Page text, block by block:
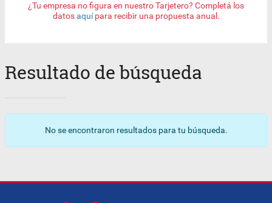
¿Tu empresa no figura en nuestro Tarjetero? Completá los
datosaquípara recibir una propuesta anual.
Resultado de búsqueda
No se encontraron resultados para tu búsqueda.